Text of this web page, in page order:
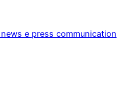
e press communication